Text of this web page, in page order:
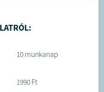
10 munkanap
1990 Ft